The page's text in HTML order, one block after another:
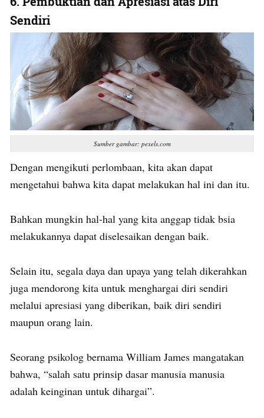
Sendiri
Sumber gambar: pexels.com
Dengan mengikuti perlombaan, kita akan dapat
mengetahui bahwa kita dapat melakukan hal ini dan itu.
Bahkan mungkin hal-hal yang kita anggap tidak bsia
melakukannya dapat diselesaikan dengan baik.
Selain itu, segala daya dan upaya yang telah dikerahkan
juga mendorong kita untuk menghargai diri sendiri
melalui apresiasi yang diberikan, baik diri sendiri
maupun orang lain.
Seorang psikolog bernama William James mangatakan
bahwa, “salah satu prinsip dasar manusia manusia
adalah keinginan untuk dihargai”.